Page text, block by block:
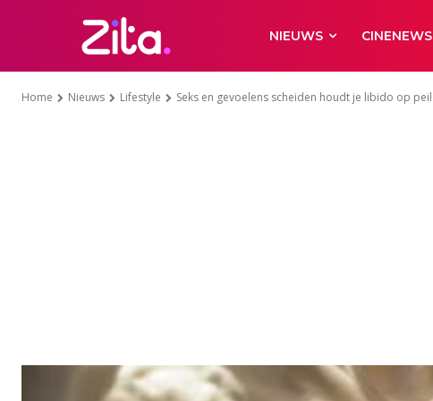
NIEUWS CINENEWS
Home Nieuws Lifestyle Seks en gevoelens scheiden houdt je libido op peil